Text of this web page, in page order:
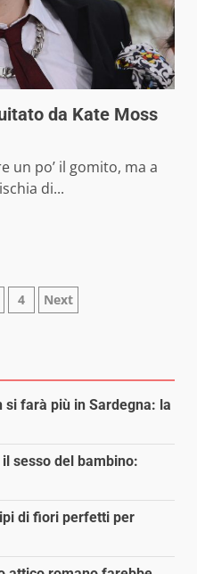
da Kate Moss
un po’ il gomito, ma a
di...
4 Next
si farà più in Sardegna: la
sesso del bambino:
di fiori perfetti per